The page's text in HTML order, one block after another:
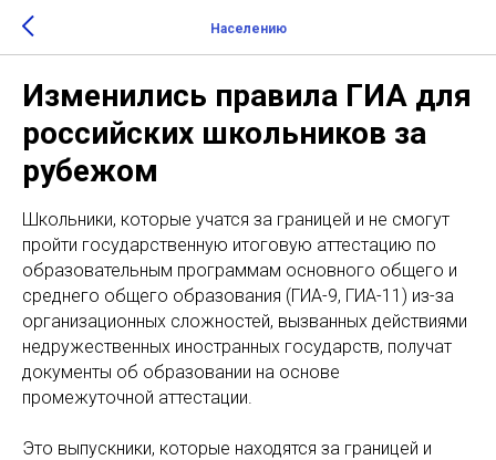
Населению
Изменились правила ГИА для
российских школьников за
рубежом
Школьники, которые учатся за границей и не смогут
пройти государственную итоговую аттестацию по
образовательным программам основного общего и
среднего общего образования (ГИА-9, ГИА-11) из-за
организационных сложностей, вызванных действиями
недружественных иностранных государств, получат
документы об образовании на основе
промежуточной аттестации.
Это выпускники, которые находятся за границей и